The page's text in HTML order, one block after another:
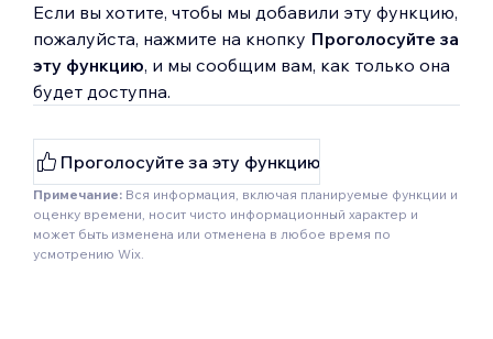
Если вы хотите, чтобы мы добавили эту функцию,
пожалуйста, нажмите на кнопку Проголосуйте за
эту функцию, и мы сообщим вам, как только она
будет доступна.
Проголосуйте за эту функцию
Примечание: Вся информация, включая планируемые функции и
оценку времени, носит чисто информационный характер и
может быть изменена или отменена в любое время по
усмотрению Wix.